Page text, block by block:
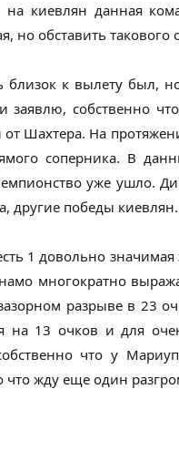
киевлян данная
но обставить
близок к вылету был,
заявлю, собственно
Шахтера. На
соперника. В
уже ушло.
другие победы киевлян.
1 довольно значимая
многократно
разрыве в 23
на 13 очков и для
что у
что жду еще один